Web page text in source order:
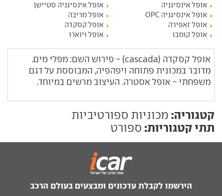
אופל אינסיגניה
אופל אינסיגניה סטיישן
אופל אינסיגניה OPC
אופל מריבה
אופל זאפירה
אופל קסקדה
אופל קומבו
אופל ויוארו
אופל קסקדה (cascada) - פירוש השם: מפלי מים.
מדובר במכונית פתוחה ויפהפיה, המבוססת על דגם
משפחתי - אופל אסטרה. העיצוב מרשים במיוחד.
קטגוריה: מכוניות ספורטיביות
תתי קטגוריות: ספורט
הירשמו לקבלת עדכונים ומבצעים בעולם הרכב